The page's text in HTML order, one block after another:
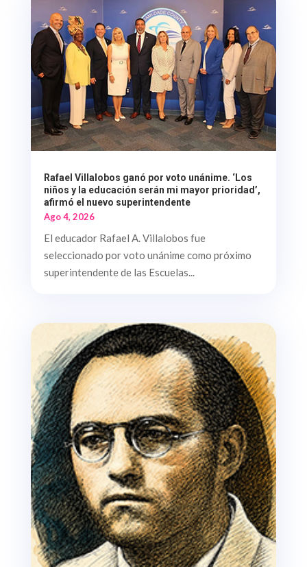
Rafael Villalobos ganó por voto unánime. ‘Los
niños y la educación serán mi mayor prioridad’,
afirmó el nuevo superintendente
Ago 4, 2026
El educador Rafael A. Villalobos fue
seleccionado por voto unánime como próximo
superintendente de las Escuelas...